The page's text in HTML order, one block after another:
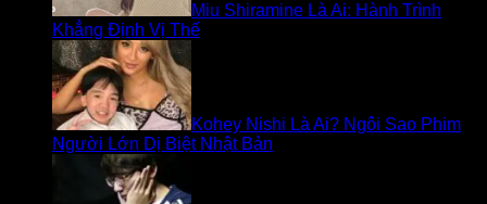
Miu Shiramine Là Ai: Hành Trình
Khẳng Định Vị Thế
Kohey Nishi Là Ai? Ngôi Sao Phim
Người Lớn Dị Biệt Nhật Bản